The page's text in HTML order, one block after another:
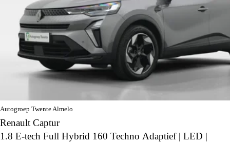
Autogroep Twente Almelo
Renault Captur
1.8 E-tech Full Hybrid 160 Techno Adaptief | LED |